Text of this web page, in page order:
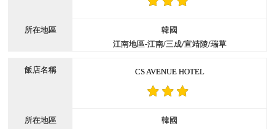
韓國
江南地區-江南/三成/宣靖陵/瑞草
CS AVENUE HOTEL
韓國